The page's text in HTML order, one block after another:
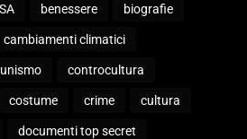
benessere biografie
cambiamenti climatici
controcultura
costume crime cultura
documenti top secret